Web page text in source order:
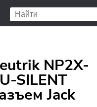
NP2X-
SILENT
Jack